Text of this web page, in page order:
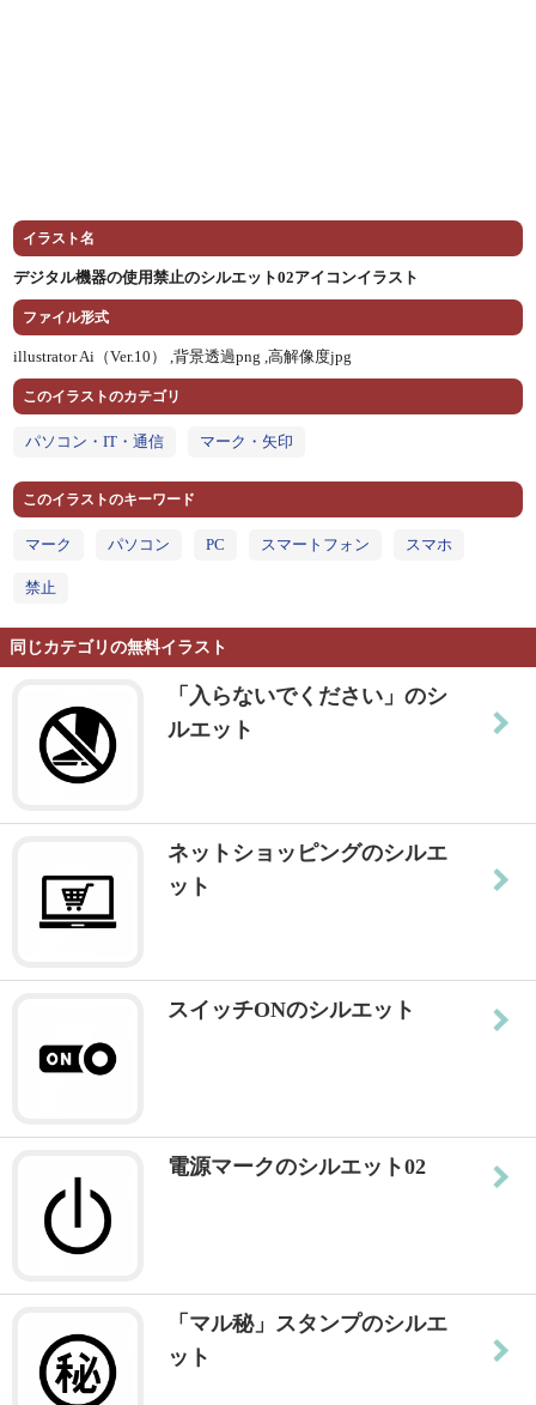
イラスト名
デジタル機器の使用禁止のシルエット02アイコンイラスト
ファイル形式
illustrator Ai（Ver.10） ,背景透過png ,高解像度jpg
このイラストのカテゴリ
パソコン・IT・通信 マーク・矢印
このイラストのキーワード
マーク パソコン PC スマートフォン スマホ
禁止
同じカテゴリの無料イラスト
「入らないでください」のシ
ルエット
ネットショッピングのシルエ
ット
スイッチONのシルエット
電源マークのシルエット02
「マル秘」スタンプのシルエ
ット